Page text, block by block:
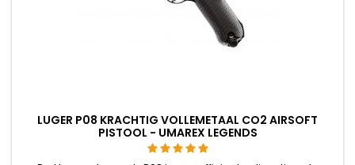
LUGER P08 KRACHTIG VOLLEMETAAL CO2 AIRSOFT
PISTOOL - UMAREX LEGENDS